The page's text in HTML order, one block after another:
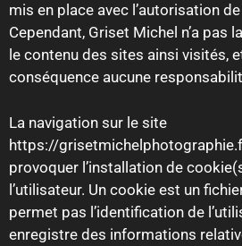
mis en place avec l’autorisation
Cependant, Griset Michel n’a pas
le contenu des sites ainsi visités,
conséquence aucune
La navigation sur le site
https://
provoquer l’installation de
l’utilisateur. Un cookie est un
permet pas l’identification de
enregistre des informations